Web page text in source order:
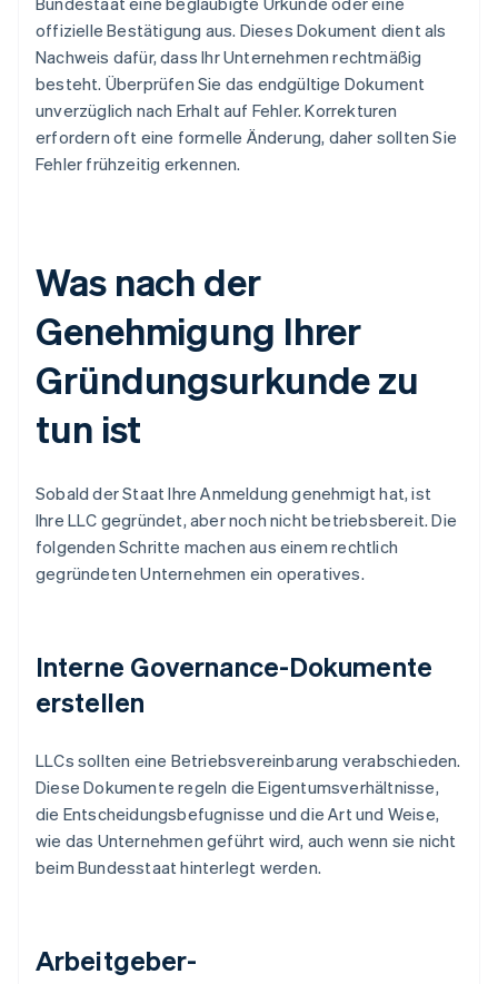
offizielle Bestätigung aus. Dieses Dokument dient als
Nachweis dafür, dass Ihr Unternehmen rechtmäßig
besteht. Überprüfen Sie das endgültige Dokument
unverzüglich nach Erhalt auf Fehler. Korrekturen
erfordern oft eine formelle Änderung, daher sollten Sie
Fehler frühzeitig erkennen.
Was nach der
Genehmigung Ihrer
Gründungsurkunde zu
tun ist
Sobald der Staat Ihre Anmeldung genehmigt hat, ist
Ihre LLC gegründet, aber noch nicht betriebsbereit. Die
folgenden Schritte machen aus einem rechtlich
gegründeten Unternehmen ein operatives.
Interne Governance-Dokumente
erstellen
LLCs sollten eine Betriebsvereinbarung verabschieden.
Diese Dokumente regeln die Eigentumsverhältnisse,
die Entscheidungsbefugnisse und die Art und Weise,
wie das Unternehmen geführt wird, auch wenn sie nicht
beim Bundesstaat hinterlegt werden.
Arbeitgeber-